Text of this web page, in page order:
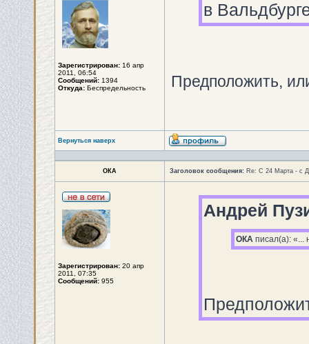
Зарегистрирован: 16 апр
2011, 06:54
Сообщений: 1394
Откуда: Беспредельность
в
Предположить,
Вернуться наверх
ОКА Заголовок сообщения: Re: С 24 Марта - с
Зарегистрирован: 20 апр
2011, 07:35
Сообщений: 955
Андрей
ОКА писал(а): «...